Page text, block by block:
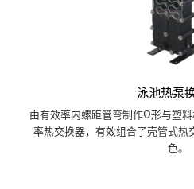
泳池热泵
由有效率内螺距管弯制作Ω形与塑
率热交换器，有效组合了壳管式热
色。